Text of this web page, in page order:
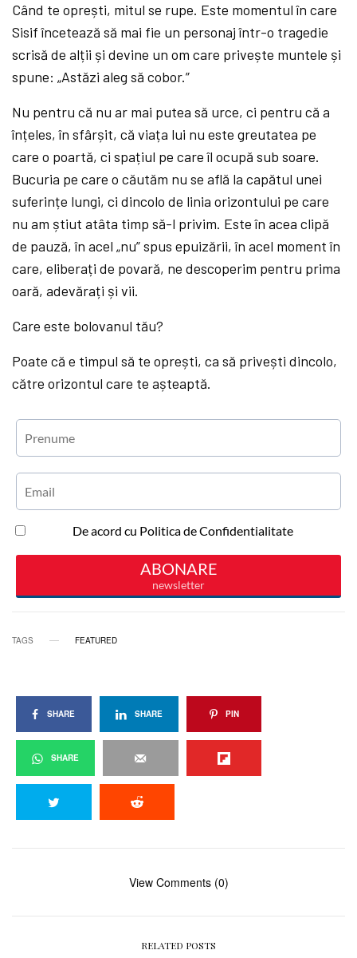
Când te oprești, mitul se rupe. Este momentul în care
Sisif încetează să mai fie un personaj într-o tragedie
scrisă de alții și devine un om care privește muntele și
spune: „Astăzi aleg să cobor.”
Nu pentru că nu ar mai putea să urce, ci pentru că a
înțeles, în sfârșit, că viața lui nu este greutatea pe
care o poartă, ci spațiul pe care îl ocupă sub soare.
Bucuria pe care o căutăm nu se află la capătul unei
suferințe lungi, ci dincolo de linia orizontului pe care
nu am știut atâta timp să-l privim. Este în acea clipă
de pauză, în acel „nu” spus epuizării, în acel moment în
care, eliberați de povară, ne descoperim pentru prima
oară, adevărați și vii.
Care este bolovanul tău?
Poate că e timpul să te oprești, ca să privești dincolo,
către orizontul care te așteaptă.
TAGS FEATURED
SHARE SHARE PIN
SHARE
View Comments (0)
RELATED POSTS